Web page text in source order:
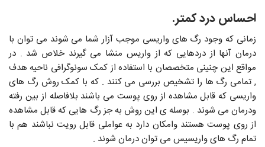
احساس درد کمتر.
زمانی که وجود رگ های واریسی موجب آزار شما می شوند می توان با
درمان آنها از دردهایی که از واریس منشا می گیرند خلاص شد . در
مواقع این چنینی متخصصان با استفاده از کمک سونوگرافی ناحیه هدف
, تمامی رگ ها را تشخیص بررسی می کنند . که با کمک روش رگ های
واریسی که قابل مشاهده از روی پوست می باشند بلافاصله از بین رفته
ودرمان می شوند . بوسله ی این روش به جز رگ هایی که قابل مشاهده
از روی پوست هستند وامکان دارد به عواملی قابل رویت نباشند هم با
تمام رگ های واریسیس می توان درمان شوند .